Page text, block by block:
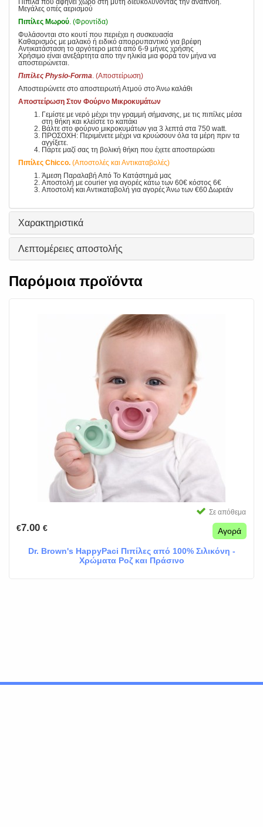
Πιπίλα που αφήνει χώρο στη μύτη διευκολύνοντας την αναπνοή.
Μεγάλες οπές αερισμού
Πιπίλες Μωρού. (Φροντίδα)
Φυλάσονται στο κουτί που περιέχει η συσκευασία
Καθαρισμός με μαλακό ή ειδικό απορρυπαντικό για βρέφη
Αντικατάσταση το αργότερο μετά από 6-9 μήνες χρήσης
Χρήσιμο είναι ανεξάρτητα απο την ηλικία μια φορά τον μήνα να
αποστειρώνεται.
Πιπίλες Physio-Forma. (Αποστείρωση)
Αποστειρώνετε στο αποστειρωτή Ατμού στο Άνω καλάθι
Αποστείρωση Στον Φούρνο Μικροκυμάτων
Γεμίστε με νερό μέχρι την γραμμή σήμανσης, με τις πιπίλες μέσα
στη θήκη και κλείστε το καπάκι
Βάλτε στο φούρνο μικροκυμάτων για 3 λεπτά στα 750 watt.
ΠΡΟΣΟΧΗ: Περιμένετε μέχρι να κρυώσουν όλα τα μέρη πριν τα
αγγίξετε.
Πάρτε μαζί σας τη βολική θήκη που έχετε αποστειρώσει
Πιπίλες Chicco. (Αποστολές και Αντικαταβολές)
Άμεση Παραλαβή Από Το Κατάστημά μας
Αποστολή με courier για αγορές κάτω των 60€ κόστος 6€
Αποστολή και Αντικαταβολή για αγορές Άνω των €60 Δωρεάν
Χαρακτηριστικά
Λεπτομέρειες αποστολής
Παρόμοια προϊόντα
Σε απόθεμα
€7.00 € Αγορά
Dr. Brown's HappyPaci Πιπίλες από 100% Σιλικόνη -
Χρώματα Ροζ και Πράσινο